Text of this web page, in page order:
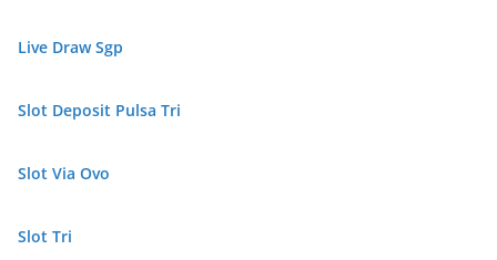
Live Draw Sgp
Slot Deposit Pulsa Tri
Slot Via Ovo
Slot Tri